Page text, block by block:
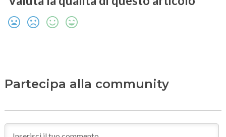
Partecipa alla community